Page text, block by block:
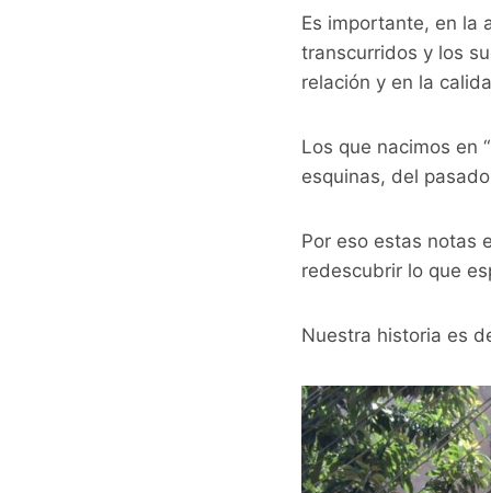
Es importante, en la
transcurridos y los
relación y en la
Los que nacimos en
esquinas, del
Por eso estas notas
redescubrir lo que
Nuestra historia es